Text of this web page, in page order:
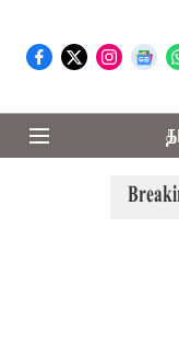
மேல்முறையீட்டு